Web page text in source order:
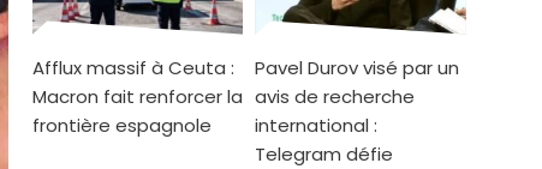
Afflux massif à Ceuta :
Macron fait renforcer la
frontière espagnole
Pavel Durov visé par un
avis de recherche
international :
Telegram défie